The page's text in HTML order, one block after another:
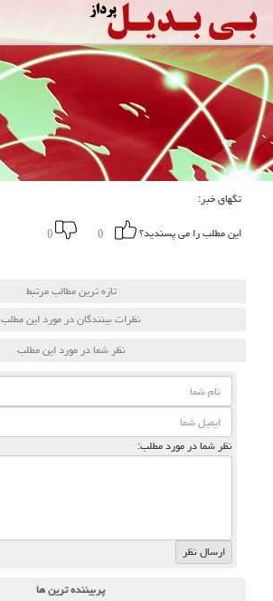
تگهای خبر:
این مطلب را می پسندید؟
()
()
تازه ترین مطالب مرتبط
نظرات بینندگان در مورد این مطلب
نظر شما در مورد این مطلب
نظر شما در مورد مطلب:
پربیننده ترین ها